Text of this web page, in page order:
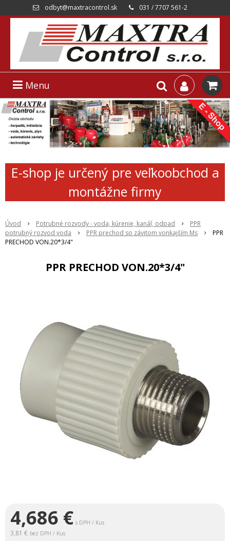
odbyt@maxtracontrol.sk 031 / 7707 561-2
Menu
E-shop je určený pre veľkoobchod a
montážne firmy
Úvod Potrubné rozvody - voda, kúrenie, kanál, odpad
PPR
potrubný rozvod voda
PPR prechod so závitom vonkajším Ms
PPR
PRECHOD VON.20*3/4"
PPR PRECHOD VON.20*3/4"
4,686 € s DPH / Kus
3,81 € bez DPH / Kus